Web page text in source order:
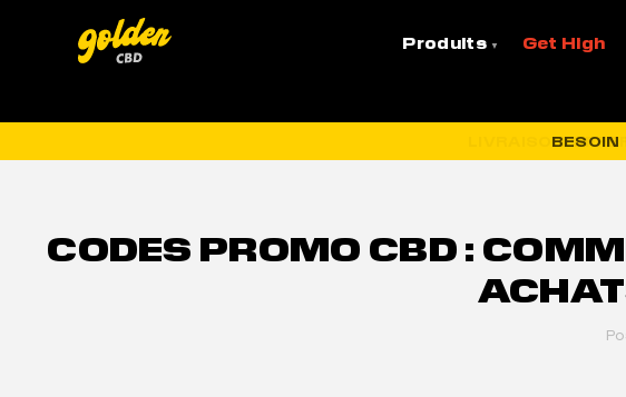
Accueil»
Produits Get High
LIVRAISONBESOIN
CODES PROMO CBD :